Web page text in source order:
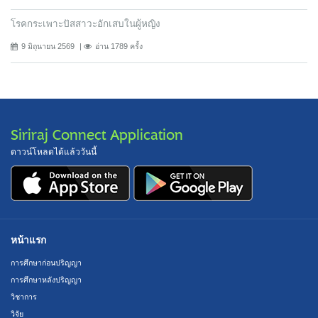
โรคกระเพาะปัสสาวะอักเสบในผู้หญิง
9 มิถุนายน 2569 อ่าน 1789 ครั้ง
Siriraj Connect Application
ดาวน์โหลดได้แล้ววันนี้
หน้าแรก
การศึกษาก่อนปริญญา
การศึกษาหลังปริญญา
วิชาการ
วิจัย